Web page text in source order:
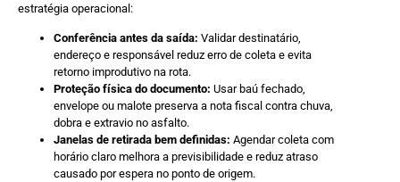
estratégia operacional:
Conferência antes da saída: Validar destinatário,
endereço e responsável reduz erro de coleta e evita
retorno improdutivo na rota.
Proteção física do documento: Usar baú fechado,
envelope ou malote preserva a nota fiscal contra chuva,
dobra e extravio no asfalto.
Janelas de retirada bem definidas: Agendar coleta com
horário claro melhora a previsibilidade e reduz atraso
causado por espera no ponto de origem.